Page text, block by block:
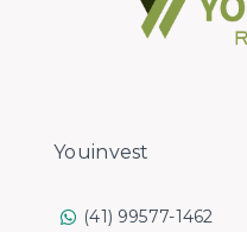
Youinvest
(41) 99577-1462